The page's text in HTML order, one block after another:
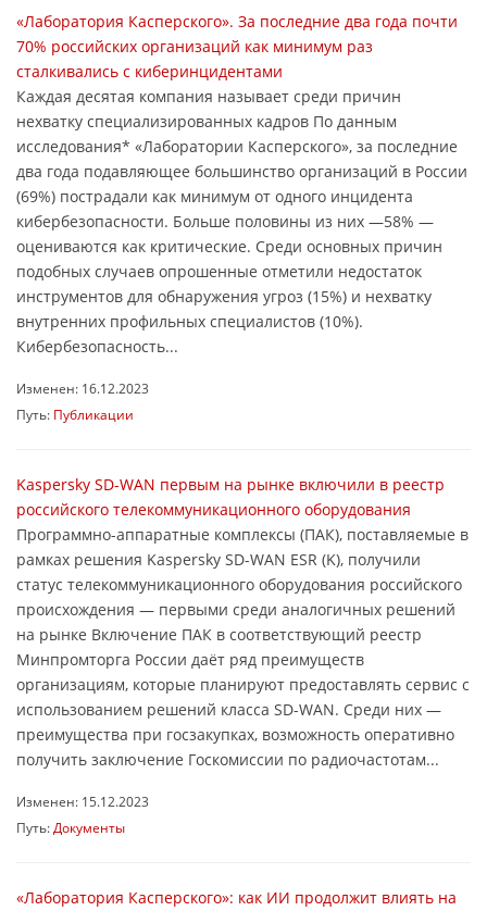
«Лаборатория Касперского». За последние два года почти
70% российских организаций как минимум раз
сталкивались с киберинцидентами
Каждая десятая компания называет среди причин
нехватку специализированных кадров По данным
исследования* «Лаборатории Касперского», за последние
два года подавляющее большинство организаций в России
(69%) пострадали как минимум от одного инцидента
кибербезопасности. Больше половины из них —58% —
оцениваются как критические. Среди основных причин
подобных случаев опрошенные отметили недостаток
инструментов для обнаружения угроз (15%) и нехватку
внутренних профильных специалистов (10%).
Кибербезопасность...
Изменен: 16.12.2023
Путь: Публикации
Kaspersky SD-WAN первым на рынке включили в реестр
российского телекоммуникационного оборудования
Программно-аппаратные комплексы (ПАК), поставляемые в
рамках решения Kaspersky SD-WAN ESR (K), получили
статус телекоммуникационного оборудования российского
происхождения — первыми среди аналогичных решений
на рынке Включение ПАК в соответствующий реестр
Минпромторга России даёт ряд преимуществ
организациям, которые планируют предоставлять сервис с
использованием решений класса SD-WAN. Среди них —
преимущества при госзакупках, возможность оперативно
получить заключение Госкомиссии по радиочастотам...
Изменен: 15.12.2023
Путь: Документы
«Лаборатория Касперского»: как ИИ продолжит влиять на